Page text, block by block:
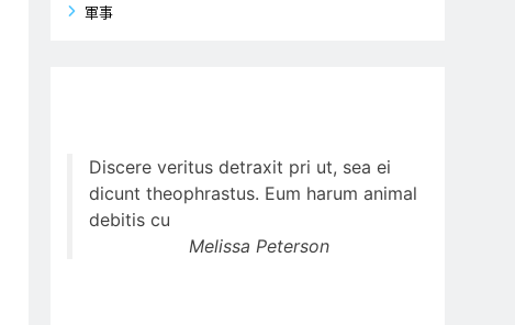
軍事
Discere veritus detraxit pri ut, sea ei
dicunt theophrastus. Eum harum animal
debitis cu
Melissa Peterson